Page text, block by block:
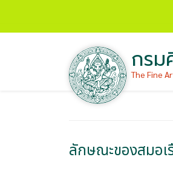
กรม
The Fine
ลักษณะของสมอ